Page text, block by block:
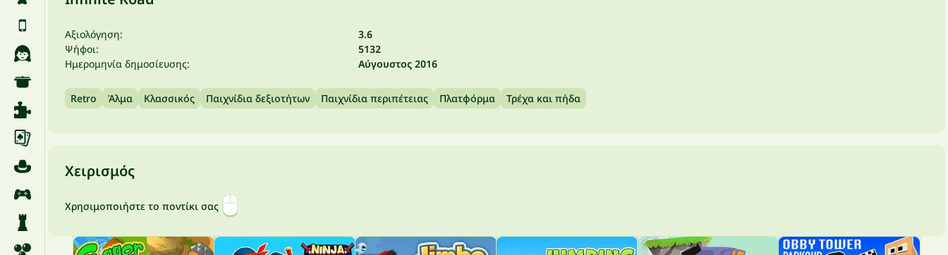
Αξιολόγηση:
3.6
Ψήφοι:
5132
Ημερομηνία δημοσίευσης:
Αύγουστος 2016
Retro Άλμα Κλασσικός Παιχνίδια δεξιοτήτων Παιχνίδια περιπέτειας Πλατφόρμα Τρέχα και πήδα
Χειρισμός
Χρησιμοποιήστε το ποντίκι σας